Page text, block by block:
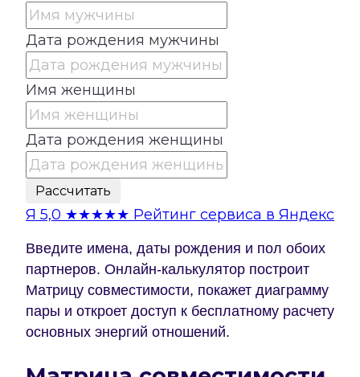
Дата рождения мужчины
Имя женщины
Дата рождения женщины
Рассчитать
Я 5,0 ★★★★★ Рейтинг сервиса в Яндекс
Введите имена, даты рождения и пол обоих
партнеров. Онлайн-калькулятор построит
Матрицу совместимости, покажет диаграмму
пары и откроет доступ к бесплатному расчету
основных энергий отношений.